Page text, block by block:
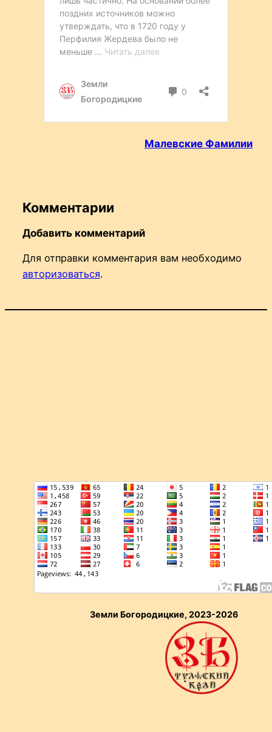
Малевские Фамилии
Комментарии
Добавить комментарий
Для отправки комментария вам необходимо
авторизоваться.
Земли Богородицкие, 2023-2026